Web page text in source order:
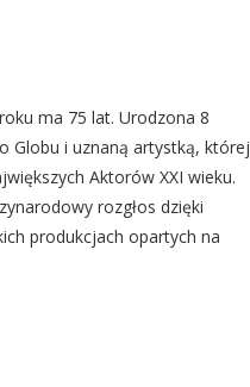
ma 75 lat. Urodzona 8
Globu i uznaną artystką, której
Aktorów XXI wieku.
rozgłos dzięki
produkcjach opartych na